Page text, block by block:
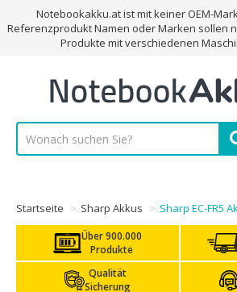
Notebookakku.at ist mit keiner OEM-
Referenzprodukt Namen oder Marken sollen
Produkte mit verschiedenen
Startseite Sharp Akkus Sharp EC-FR5
Über 900.000
Produkte
Qualität
Sicherung